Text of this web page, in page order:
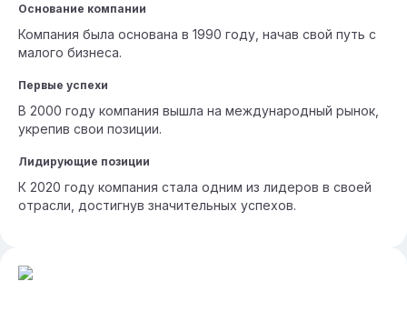
Основание компании
Компания была основана в 1990 году, начав свой путь с
малого бизнеса.
Первые успехи
В 2000 году компания вышла на международный рынок,
укрепив свои позиции.
Лидирующие позиции
К 2020 году компания стала одним из лидеров в своей
отрасли, достигнув значительных успехов.